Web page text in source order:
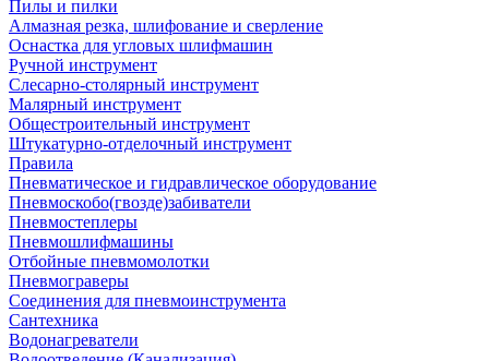
Пилы и пилки
Алмазная резка, шлифование и сверление
Оснастка для угловых шлифмашин
Ручной инструмент
Слесарно-столярный инструмент
Малярный инструмент
Общестроительный инструмент
Штукатурно-отделочный инструмент
Правила
Пневматическое и гидравлическое оборудование
Пневмоскобо(гвозде)забиватели
Пневмостеплеры
Пневмошлифмашины
Отбойные пневмомолотки
Пневмограверы
Соединения для пневмоинструмента
Сантехника
Водонагреватели